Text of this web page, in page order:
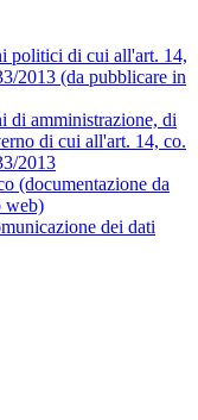
politici di cui all'art. 14,
2013 (da pubblicare in
di amministrazione, di
di cui all'art. 14, co.
2013
(documentazione da
web)
dei dati